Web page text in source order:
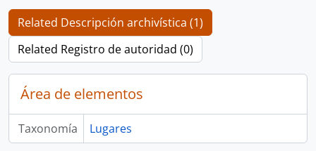
Related Descripción archivística (1)
Related Registro de autoridad (0)
Área de elementos
Taxonomía Lugares